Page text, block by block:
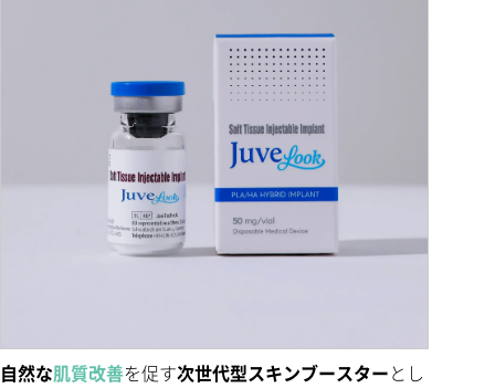
自然な肌質改善を促す次世代型スキンブースターとし